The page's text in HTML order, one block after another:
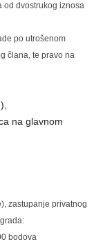
od dvostrukog iznosa
po utrošenom
člana, te pravo na
na glavnom
zastupanje privatnog
bodova